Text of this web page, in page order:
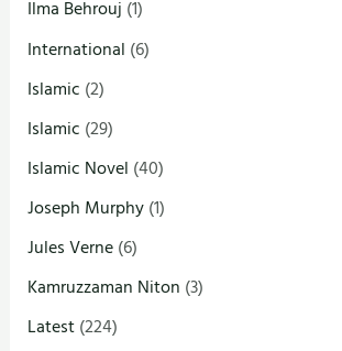
Ilma Behrouj (1)
International (6)
Islamic (2)
Islamic (29)
Islamic Novel (40)
Joseph Murphy(1)
Jules Verne(6)
Kamruzzaman Niton (3)
Latest(224)